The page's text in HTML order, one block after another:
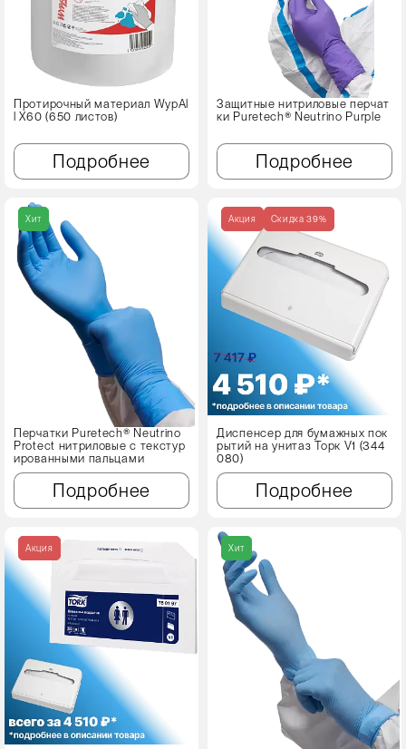
Протирочный материал WypAl
l X60 (650 листов)
Подробнее
Защитные нитриловые перчат
ки Puretech® Neutrino Purple
Подробнее
Хит
Перчатки Puretech® Neutrino
Protect нитриловые с текстур
ированными пальцами
Подробнее
Акция Cкидка 39%
Диспенсер для бумажных пок
рытий на унитаз Торк V1 (344
080)
Подробнее
Акция Хит